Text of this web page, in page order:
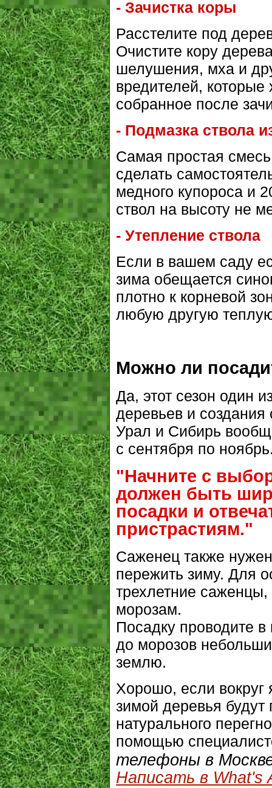
- Зачистка коры
Расстелите под
Очистите кору
шелушения, мха и
вредителей,
собранное после
- Подмазка ствола
Самая простая
сделать
медного купороса и
ствол на высоту не
- Утепление ствола
Если в вашем саду
зима обещается
плотно к корневой
любую другую
Можно ли
Да, этот сезон один
деревьев и
Урал и Сибирь
с сентября по
"Начните с
должен быть
посадки и
пристрастиям."
Саженец также
пережить зиму. Для
трехлетние
морозам.
Посадку проводите в
до морозов
землю.
Хорошо, если вокруг
зимой деревья
натурального
помощью
телефоны в
Написать в What's